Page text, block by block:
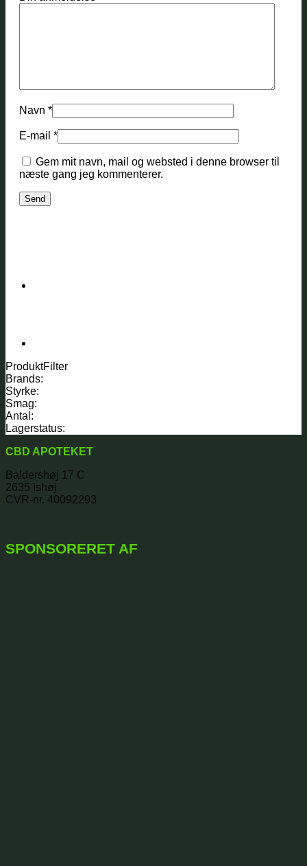
Navn *
E-mail *
Gem mit navn, mail og websted i denne browser til
næste gang jeg kommenterer.
ProduktFilter
Brands:
Styrke:
Smag:
Antal:
Lagerstatus:
CBD APOTEKET
Baldershøj 17 C
2635 Ishøj
CVR-nr. 40092293
SPONSORERET AF